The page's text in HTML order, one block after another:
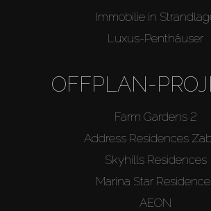
Immobilie in
Luxus-Penthäuser
OFFPLAN-
Farm Gardens 2
Address Residences
Skyhills Residences
Marina Star
AEON